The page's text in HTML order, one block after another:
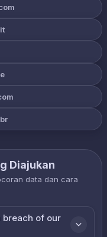
Diajukan
data dan cara
breach of our